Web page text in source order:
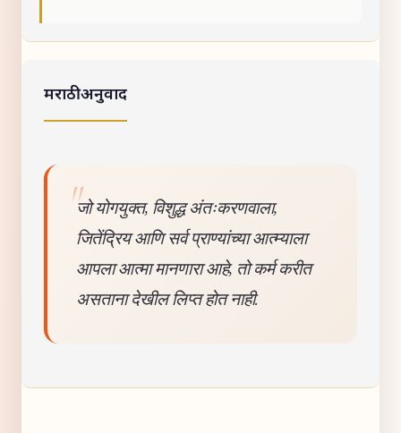
मराठी अनुवाद
जो योगयुक्त, विशुद्ध अंतःकरणवाला,
जितेंद्रिय आणि सर्व प्राण्यांच्या आत्म्याला
आपला आत्मा मानणारा आहे, तो कर्म करीत
असताना देखील लिप्त होत नाही.